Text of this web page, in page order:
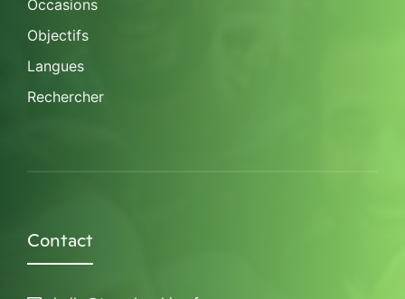
Occasions
Objectifs
Langues
Rechercher
Contact